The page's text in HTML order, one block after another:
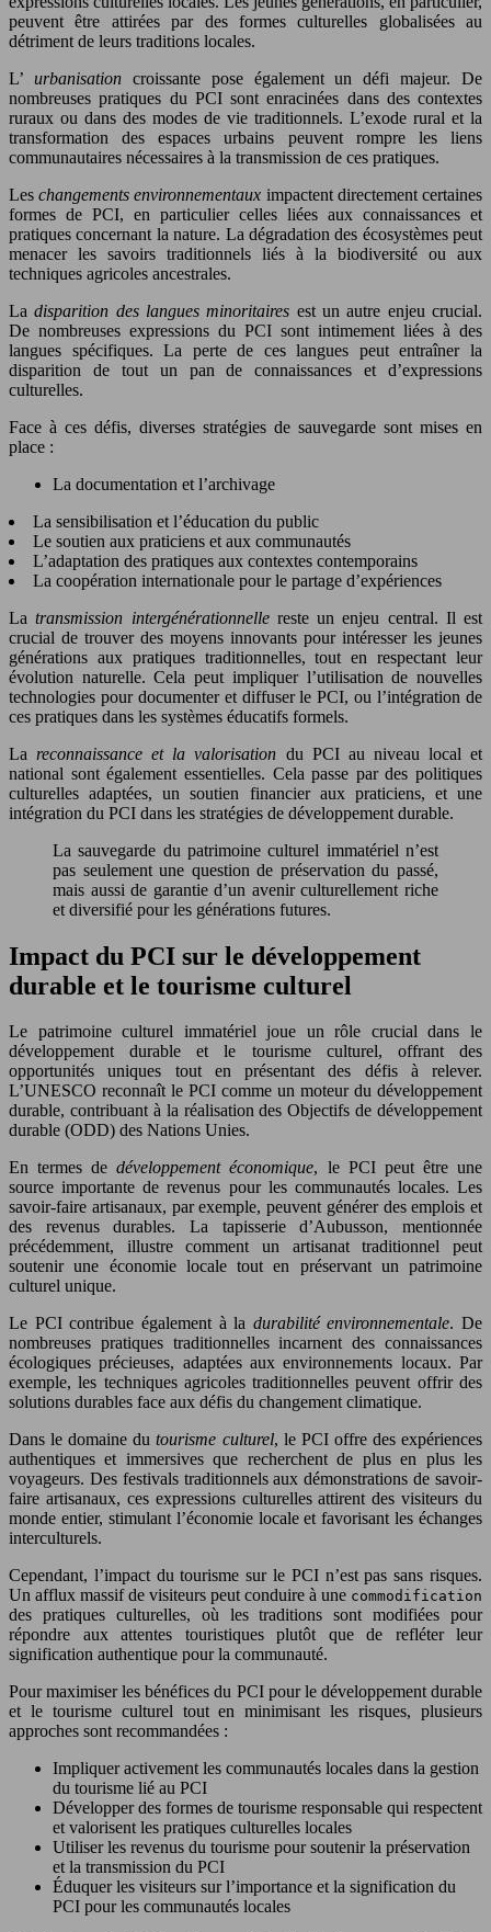
peuvent être attirées par des formes culturelles globalisées au
détriment de leurs traditions locales.
L’ urbanisation croissante pose également un défi majeur. De
nombreuses pratiques du PCI sont enracinées dans des contextes
ruraux ou dans des modes de vie traditionnels. L’exode rural et la
transformation des espaces urbains peuvent rompre les liens
communautaires nécessaires à la transmission de ces pratiques.
Leschangements environnementaux impactent directement certaines
formes de PCI, en particulier celles liées aux connaissances et
pratiques concernant la nature. La dégradation des écosystèmes peut
menacer les savoirs traditionnels liés à la biodiversité ou aux
techniques agricoles ancestrales.
Ladisparition des langues minoritaires est un autre enjeu crucial.
De nombreuses expressions du PCI sont intimement liées à des
langues spécifiques. La perte de ces langues peut entraîner la
disparition de tout un pan de connaissances et d’expressions
culturelles.
Face à ces défis, diverses stratégies de sauvegarde sont mises en
place :
La documentation et l’archivage
La sensibilisation et l’éducation du public
Le soutien aux praticiens et aux communautés
L’adaptation des pratiques aux contextes contemporains
La coopération internationale pour le partage d’expériences
Latransmission intergénérationnellereste un enjeu central. Il est
crucial de trouver des moyens innovants pour intéresser les jeunes
générations aux pratiques traditionnelles, tout en respectant leur
évolution naturelle. Cela peut impliquer l’utilisation de nouvelles
technologies pour documenter et diffuser le PCI, ou l’intégration de
ces pratiques dans les systèmes éducatifs formels.
La reconnaissance et la valorisation du PCI au niveau local et
national sont également essentielles. Cela passe par des politiques
culturelles adaptées, un soutien financier aux praticiens, et une
intégration du PCI dans les stratégies de développement durable.
La sauvegarde du patrimoine culturel immatériel n’est
pas seulement une question de préservation du passé,
mais aussi de garantie d’un avenir culturellement riche
et diversifié pour les générations futures.
Impact du PCI sur le développement
durable et le tourisme culturel
Le patrimoine culturel immatériel joue un rôle crucial dans le
développement durable et le tourisme culturel, offrant des
opportunités uniques tout en présentant des défis à relever.
L’UNESCO reconnaît le PCI comme un moteur du développement
durable, contribuant à la réalisation des Objectifs de développement
durable (ODD) des Nations Unies.
En termes dedéveloppement économique, le PCI peut être une
source importante de revenus pour les communautés locales. Les
savoir-faire artisanaux, par exemple, peuvent générer des emplois et
des revenus durables. La tapisserie d’Aubusson, mentionnée
précédemment, illustre comment un artisanat traditionnel peut
soutenir une économie locale tout en préservant un patrimoine
culturel unique.
Le PCI contribue également à la durabilité environnementale. De
nombreuses pratiques traditionnelles incarnent des connaissances
écologiques précieuses, adaptées aux environnements locaux. Par
exemple, les techniques agricoles traditionnelles peuvent offrir des
solutions durables face aux défis du changement climatique.
Dans le domaine dutourisme culturel, le PCI offre des expériences
authentiques et immersives que recherchent de plus en plus les
voyageurs. Des festivals traditionnels aux démonstrations de savoir-
faire artisanaux, ces expressions culturelles attirent des visiteurs du
monde entier, stimulant l’économie locale et favorisant les échanges
interculturels.
Cependant, l’impact du tourisme sur le PCI n’est pas sans risques.
Un afflux massif de visiteurs peut conduire à une commodification
des pratiques culturelles, où les traditions sont modifiées pour
répondre aux attentes touristiques plutôt que de refléter leur
signification authentique pour la communauté.
Pour maximiser les bénéfices du PCI pour le développement durable
et le tourisme culturel tout en minimisant les risques, plusieurs
approches sont recommandées :
Impliquer activement les communautés locales dans la gestion
du tourisme lié au PCI
Développer des formes de tourisme responsable qui respectent
et valorisent les pratiques culturelles locales
Utiliser les revenus du tourisme pour soutenir la préservation
et la transmission du PCI
Éduquer les visiteurs sur l’importance et la signification du
PCI pour les communautés locales